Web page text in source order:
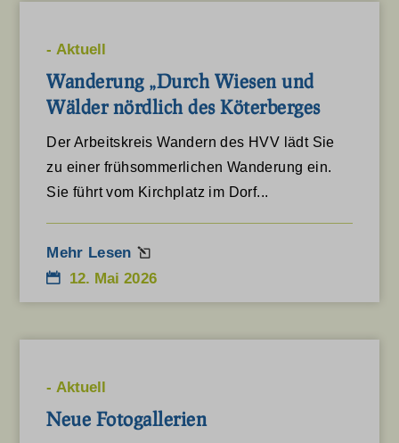
Wanderung „Durch Wiesen und
Wälder nördlich des Köterberges
12. Mai 2026
- Aktuell
Der Arbeitskreis Wandern des HVV lädt Sie
zu einer frühsommerlichen Wanderung ein.
Sie führt vom Kirchplatz im Dorf...
Mehr Lesen
Neue Fotogallerien
- Aktuell